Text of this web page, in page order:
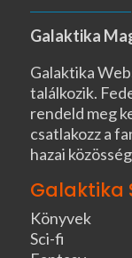
Galaktika
Galaktika
találkozik.
rendeld meg
csatlakozz a
hazai
Galaktika
Könyvek
Sci-fi